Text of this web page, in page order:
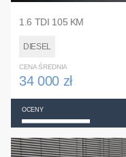
1.6 TDI 105 KM
DIESEL
CENA ŚREDNIA
34 000 zł
OCENY